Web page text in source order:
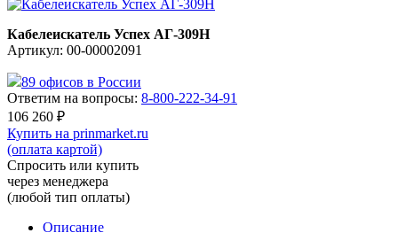
Кабелеискатель Успех АГ-309Н
Артикул: 00-00002091
89 офисов в России
Ответим на вопросы: 8-800-222-34-91
106 260 ₽
Купить на prinmarket.ru
(оплата картой)
Спросить или купить
через менеджера
(любой тип оплаты)
Описание